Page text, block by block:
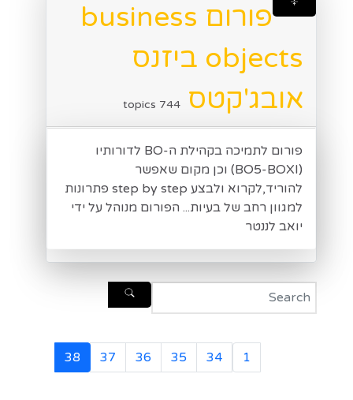
פורום business
objects ביזנס
אובג'קטס
744 topics
פורום לתמיכה בקהילת ה-BO לדורותיו
(BO5-BOXI) וכן מקום שאפשר
להוריד,לקרוא ולבצע step by step פתרונות
למגוון רחב של בעיות... הפורום מנוהל על ידי
יואב לננטר
1
34
35
36
37
38